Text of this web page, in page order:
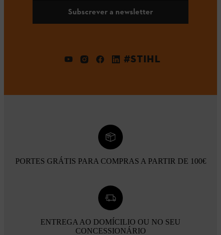
Subscrever a newsletter
#STIHL
PORTES GRÁTIS PARA COMPRAS A PARTIR DE 100€
ENTREGA AO DOMÍCILIO OU NO SEU
CONCESSIONÁRIO